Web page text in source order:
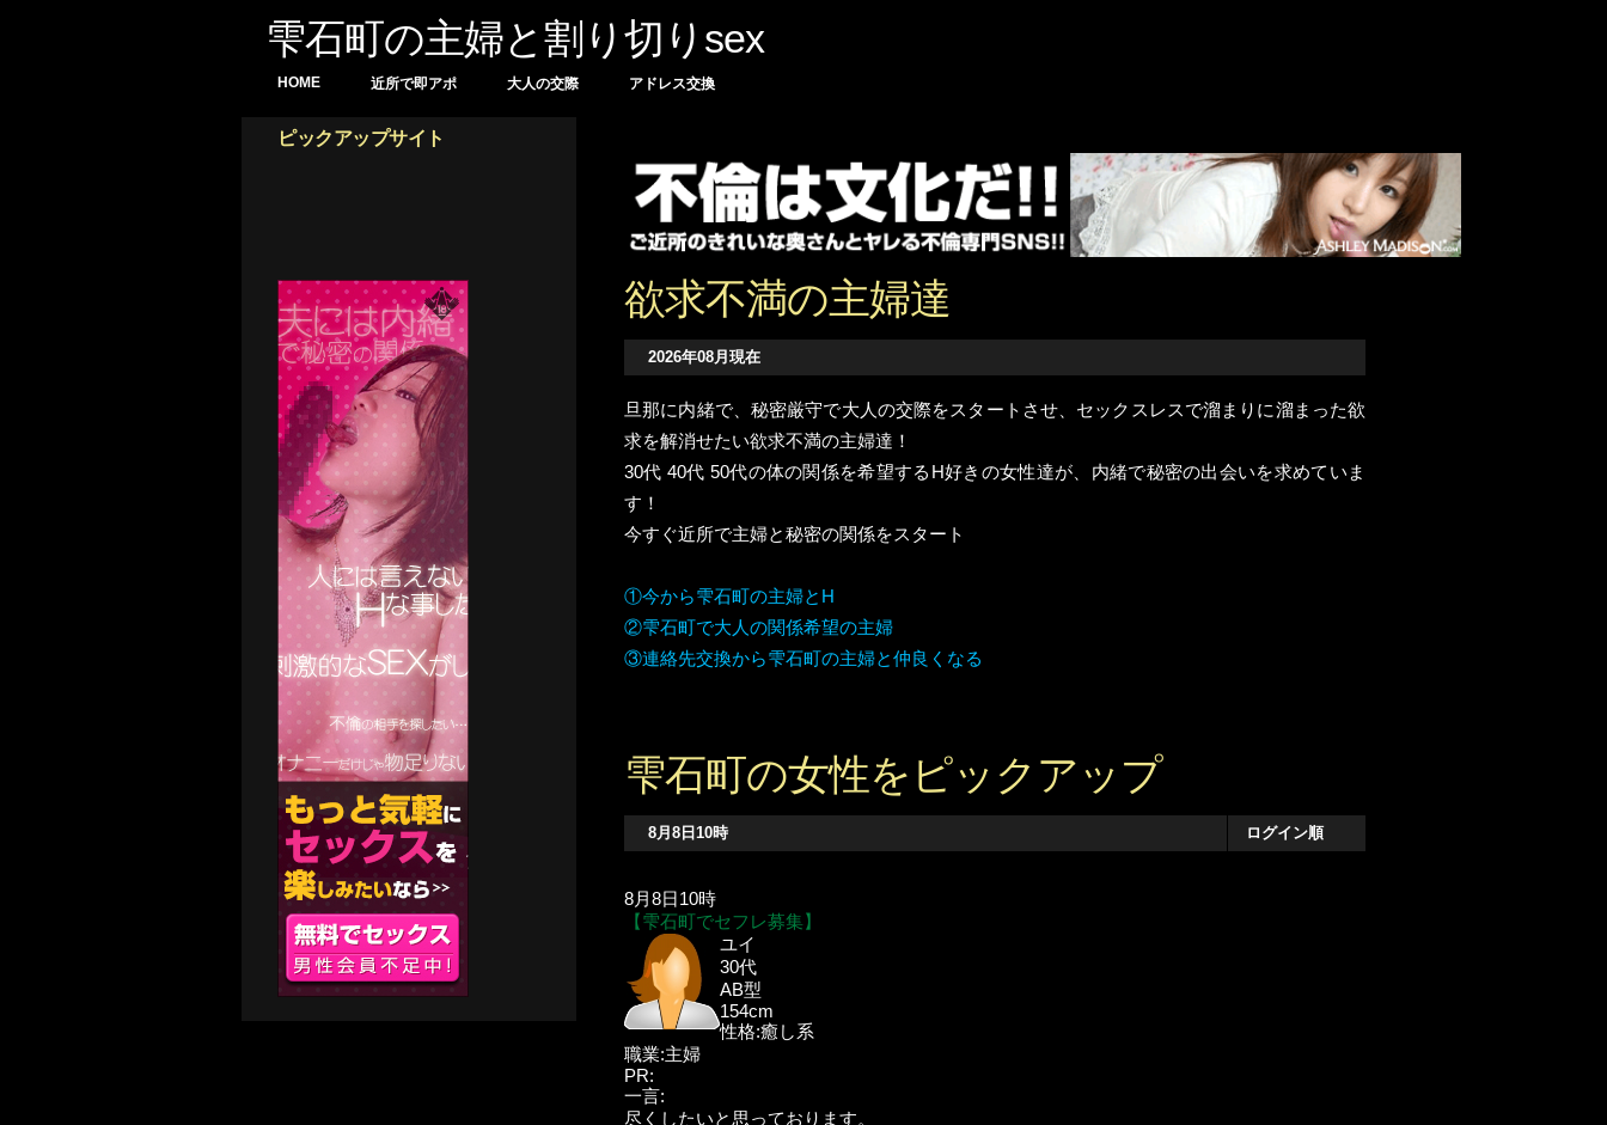
雫石町の主婦と割り切りsex
HOME 近所で即アポ 大人の交際 アドレス交換
欲求不満の主婦達
2026年08月現在
旦那に内緒で、秘密厳守で大人の交際をスタートさせ、セックスレスで溜まりに溜まった欲
求を解消せたい欲求不満の主婦達！
30代 40代 50代の体の関係を希望するH好きの女性達が、内緒で秘密の出会いを求めていま
す！
今すぐ近所で主婦と秘密の関係をスタート
①今から雫石町の主婦とH
②雫石町で大人の関係希望の主婦
③連絡先交換から雫石町の主婦と仲良くなる
雫石町の女性をピックアップ
8月8日10時 ログイン順
8月8日10時
【雫石町でセフレ募集】
ユイ
30代
AB型
154cm
性格:癒し系
職業:主婦
PR:
一言:
尽くしたいと思っております。
ピックアップサイト